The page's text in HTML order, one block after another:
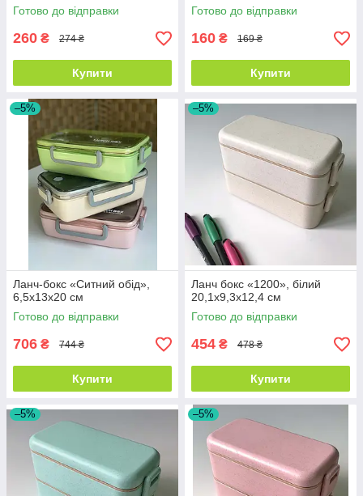
Готово до відправки
260 ₴ 274 ₴
Купити
Готово до відправки
160 ₴ 169 ₴
Купити
–5%
Ланч-бокс «Ситний обід»,
6,5x13x20 см
Готово до відправки
706 ₴ 744 ₴
Купити
–5%
Ланч бокс «1200», білий
20,1x9,3x12,4 см
Готово до відправки
454 ₴ 478 ₴
Купити
–5% –5%